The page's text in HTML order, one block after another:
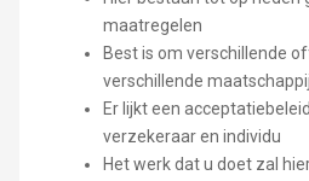
maatregelen
Best is om verschillende
verschillende
Er lijkt een
verzekeraar en individu
Het werk dat u doet zal